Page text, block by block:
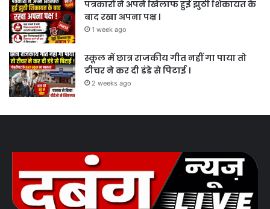
पत्रकारों ने अपने खिलाफ हुई झुठी शिकायत के
बाद रखा अपना पक्ष ।
1 week ago
स्कूल में छात्र राजकीय गीत नहीं गा पाया तो
टीचर ने कर दी डंडे से पिटाई ।
2 weeks ago